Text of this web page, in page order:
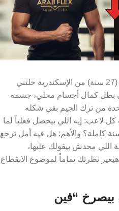
الصور اللي شوفتها النهاردة لأحمد (27 سنة) من الإسكندرية خلتني
كان بطل كمال أجسام محلي، جسمه
من ترك الجيم بقى شكله
لاعب: إيه اللي بيحصل فعلياً لما
كاملة؟ والأهم: هل فيه أمل ترجع
اللي محدش بيقولك عليها،
نظرتك تماماً لموضوع الانقطاع
بيصرخ “فين